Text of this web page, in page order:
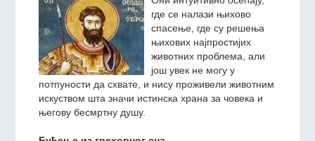
Њему, тако нам о томе говори светитељ Игњатије
(Брјанчанинов).
Благодат – истинска храна
У Теодорову суботу
Jeромонах Игнатиjе (Шестаков)
Они интуитивно осећају,